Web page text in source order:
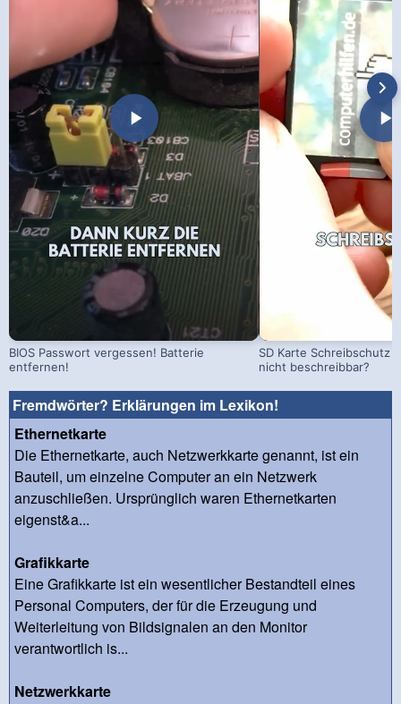
BIOS Passwort vergessen! Batterie
entfernen!
SD Karte Schreibschutz
nicht beschreibbar?
Fremdwörter? Erklärungen im Lexikon!
Ethernetkarte
Die Ethernetkarte, auch Netzwerkkarte genannt, ist ein
Bauteil, um einzelne Computer an ein Netzwerk
anzuschließen. Ursprünglich waren Ethernetkarten
eigenst&a...
Grafikkarte
Eine Grafikkarte ist ein wesentlicher Bestandteil eines
Personal Computers, der für die Erzeugung und
Weiterleitung von Bildsignalen an den Monitor
verantwortlich is...
Netzwerkkarte